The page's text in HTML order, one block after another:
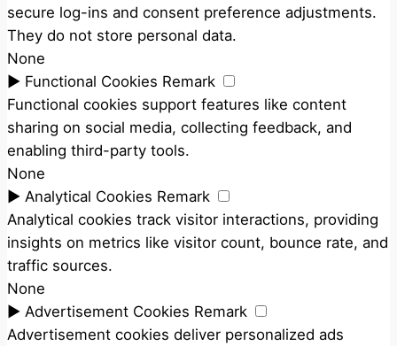
secure log-ins and consent preference adjustments.
They do not store personal data.
None
► Functional Cookies Remark
Functional cookies support features like content
sharing on social media, collecting feedback, and
enabling third-party tools.
None
► Analytical Cookies Remark
Analytical cookies track visitor interactions, providing
insights on metrics like visitor count, bounce rate, and
traffic sources.
None
► Advertisement Cookies Remark
Advertisement cookies deliver personalized ads